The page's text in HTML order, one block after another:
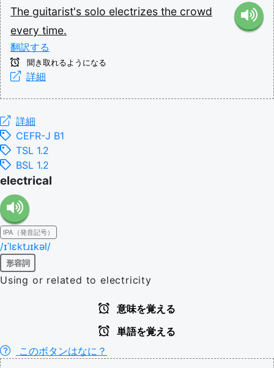
The guitarist's solo electrizes the crowd
every time.
翻訳する
聞き取れるようになる
詳細
詳細
CEFR-J B1
TSL 1.2
BSL 1.2
electrical
IPA（発音記号）
/ɪˈlɛktɹɪkəl/
形容詞
Using or related to electricity
意味を覚える
単語を覚える
このボタンはなに？